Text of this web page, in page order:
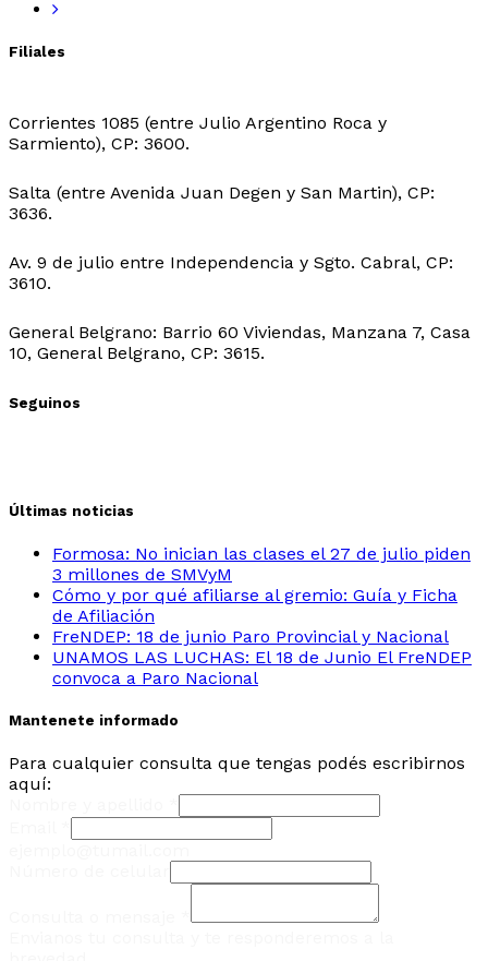
Filiales
Corrientes 1085 (entre Julio Argentino Roca y
Sarmiento), CP: 3600.
Salta (entre Avenida Juan Degen y San Martin), CP:
3636.
Av. 9 de julio entre Independencia y Sgto. Cabral, CP:
3610.
General Belgrano: Barrio 60 Viviendas, Manzana 7, Casa
10, General Belgrano, CP: 3615.
Seguinos
Últimas noticias
Formosa: No inician las clases el 27 de julio piden
3 millones de SMVyM
Cómo y por qué afiliarse al gremio: Guía y Ficha
de Afiliación
FreNDEP: 18 de junio Paro Provincial y Nacional
UNAMOS LAS LUCHAS: El 18 de Junio El FreNDEP
convoca a Paro Nacional
Mantenete informado
Para cualquier consulta que tengas podés escribirnos
aquí: